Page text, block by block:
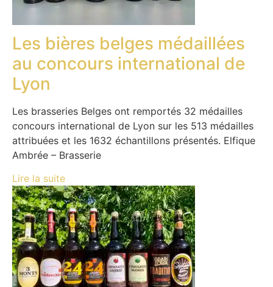
Les bières belges médaillées
au concours international de
Lyon
Les brasseries Belges ont remportés 32 médailles
concours international de Lyon sur les 513 médailles
attribuées et les 1632 échantillons présentés. Elfique
Ambrée – Brasserie
Lire la suite